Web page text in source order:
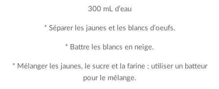
300 mL d’eau
* Séparer les jaunes et les blancs d’oeufs.
* Battre les blancs en neige.
* Mélanger les jaunes, le sucre et la farine ; utiliser un batteur
pour le mélange.